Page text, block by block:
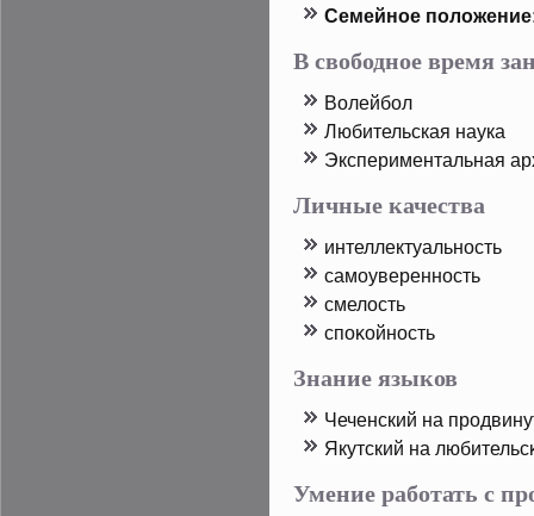
Семейнοе
В свободное время
Волейбол
Любительская наука
Экспериментальная
Личные качества
интеллектуальность
самоуверенность
смелость
спοκойность
Знание языков
Чеченский на
Якутский на
Умение работать с